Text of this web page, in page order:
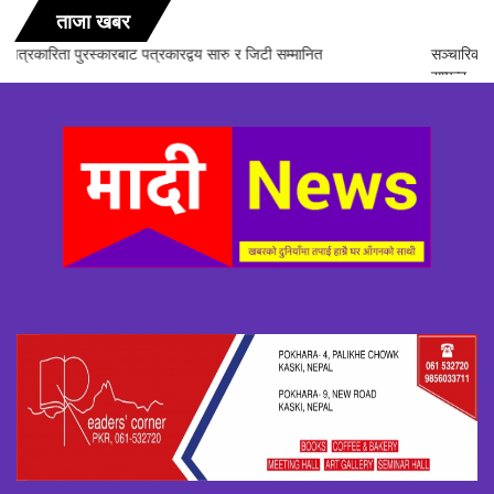
ताजा खबर
सञ्चारिका समूह गण्डकीद्धारा ‘सञ्चारमा क्वान्टम हिलिङको महत्त्व’ विषयक अन्तरक्रिया